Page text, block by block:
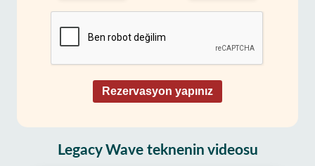
Rezervasyon yapınız
Legacy Wave teknenin videosu